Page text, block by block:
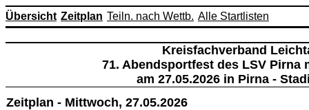
Übersicht Zeitplan Teiln. nach Wettb. Alle Startlisten
Kreisfachverband
71. Abendsportfest des LSV Pirna
am 27.05.2026 in Pirna -
Zeitplan - Mittwoch, 27.05.2026